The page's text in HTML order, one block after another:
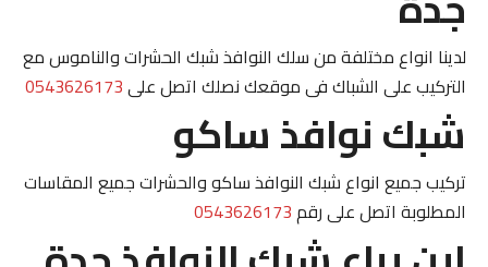
لدينا انواع مختلفة من سلك النوافذ شبك الحشرات والناموس مع
التركيب على الشباك فى موقعك نصلك اتصل على0543626173
شبك نوافذ ساكو
تركيب جميع انواع شبك النوافذ ساكو والحشرات جميع المقاسات
المطلوبة اتصل على رقم0543626173